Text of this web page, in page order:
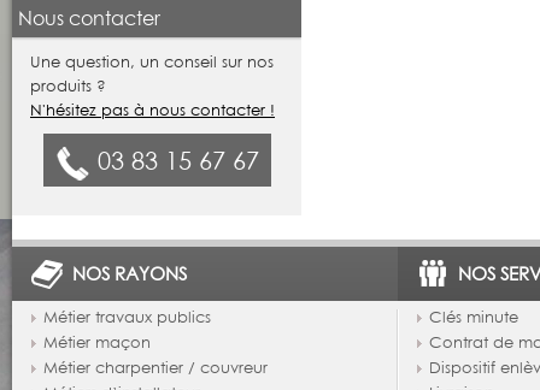
Nous contacter
Une question, un conseil sur nos
produits ?
N'hésitez pas à nous contacter !
03 83 15 67 67
NOS RAYONS
Métier travaux publics
Métier maçon
Métier charpentier / couvreur
NOS
Clés minute
Contrat de
Dispositif